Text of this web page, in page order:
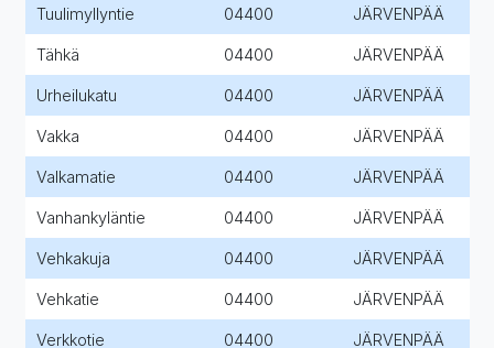
Tuulimyllyntie 04400 JÄRVENPÄÄ
Tähkä 04400 JÄRVENPÄÄ
Urheilukatu 04400 JÄRVENPÄÄ
Vakka 04400 JÄRVENPÄÄ
Valkamatie 04400 JÄRVENPÄÄ
Vanhankyläntie 04400 JÄRVENPÄÄ
Vehkakuja 04400 JÄRVENPÄÄ
Vehkatie 04400 JÄRVENPÄÄ
Verkkotie 04400 JÄRVENPÄÄ